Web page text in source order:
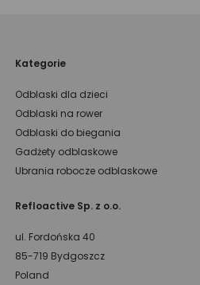
Kategorie
Odblaski dla dzieci
Odblaski na rower
Odblaski do biegania
Gadżety odblaskowe
Ubrania robocze odblaskowe
Refloactive Sp. z o.o.
ul. Fordońska 40
85-719 Bydgoszcz
Poland